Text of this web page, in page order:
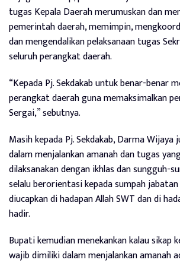
tugas Kepala Daerah merumuskan dan
pemerintah daerah, memimpin,
dan mengendalikan pelaksanaan tugas
seluruh perangkat daerah.
“Kepada Pj. Sekdakab untuk benar-benar
perangkat daerah guna memaksimalkan
Sergai,” sebutnya.
Masih kepada Pj. Sekdakab, Darma Wijaya
dalam menjalankan amanah dan tugas
dilaksanakan dengan ikhlas dan sungguh-
selalu berorientasi kepada sumpah
diucapkan di hadapan Allah SWT dan di
hadir.
Bupati kemudian menekankan kalau sikap
wajib dimiliki dalam menjalankan amanah